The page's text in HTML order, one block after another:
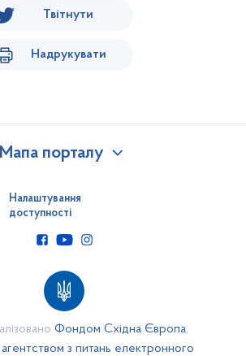
Твітнути
Надрукувати
Мапа порталу
бюджетних програм на 2017 рік
програм за 2018 рік
Фондом Східна Європа,
з питань електронного
Налаштування
доступності